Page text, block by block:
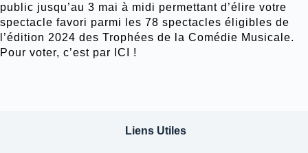
public jusqu’au 3 mai à midi permettant d’élire votre
spectacle favori parmi
les 78 spectacles éligibles de
l’édition 2024 des Trophées de la Comédie Musicale.
Pour voter, c’est par ICI !
Liens Utiles